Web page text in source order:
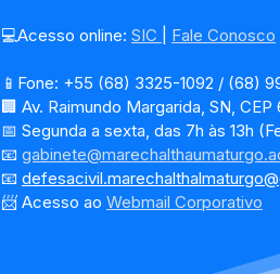
💻Acesso online: SIC Fale Conosco
📱Fone: +55 (68) 3325-1092 / (68)
🏢 Av. Raimundo Margarida, SN,
📅 Segunda a sexta, das 7h às 13h
📧
📧
📨 Acesso ao Webmail Corporativo